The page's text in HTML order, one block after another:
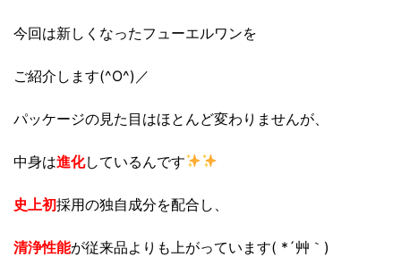
今回は新しくなったフューエルワンを
ご紹介します(^O^)／
パッケージの見た目はほとんど変わりませんが、
中身は進化しているんです
史上初採用の独自成分を配合し、
清浄性能が従来品よりも上がっています( *´艸｀)